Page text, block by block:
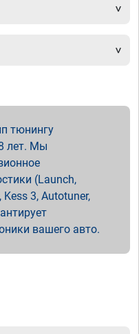
тюнингу
лет. Мы
(Launch,
3, Autotuner,
вашего авто.